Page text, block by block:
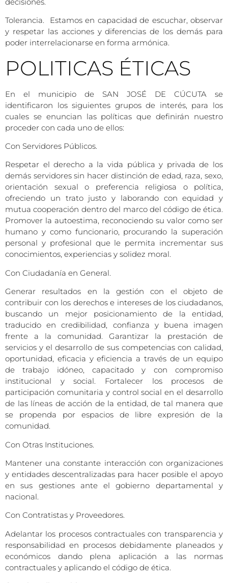
Tolerancia. Estamos en capacidad de escuchar, observar
y respetar las acciones y diferencias de los demás para
poder interrelacionarse en forma armónica.
POLITICAS ÉTICAS
En el municipio de SAN JOSÉ DE CÚCUTA se
identificaron los siguientes grupos de interés, para los
cuales se enuncian las políticas que definirán nuestro
proceder con cada uno de ellos:
Con Servidores Públicos.
Respetar el derecho a la vida pública y privada de los
demás servidores sin hacer distinción de edad, raza, sexo,
orientación sexual o preferencia religiosa o política,
ofreciendo un trato justo y laborando con equidad y
mutua cooperación dentro del marco del código de ética.
Promover la autoestima, reconociendo su valor como ser
humano y como funcionario, procurando la superación
personal y profesional que le permita incrementar sus
conocimientos, experiencias y solidez moral.
Con Ciudadanía en General.
Generar resultados en la gestión con el objeto de
contribuir con los derechos e intereses de los ciudadanos,
buscando un mejor posicionamiento de la entidad,
traducido en credibilidad, confianza y buena imagen
frente a la comunidad. Garantizar la prestación de
servicios y el desarrollo de sus competencias con calidad,
oportunidad, eficacia y eficiencia a través de un equipo
de trabajo idóneo, capacitado y con compromiso
institucional y social. Fortalecer los procesos de
participación comunitaria y control social en el desarrollo
de las líneas de acción de la entidad, de tal manera que
se propenda por espacios de libre expresión de la
comunidad.
Con Otras Instituciones.
Mantener una constante interacción con organizaciones
y entidades descentralizadas para hacer posible el apoyo
en sus gestiones ante el gobierno departamental y
nacional.
Con Contratistas y Proveedores.
Adelantar los procesos contractuales con transparencia y
responsabilidad en procesos debidamente planeados y
económicos dando plena aplicación a las normas
contractuales y aplicando el código de ética.